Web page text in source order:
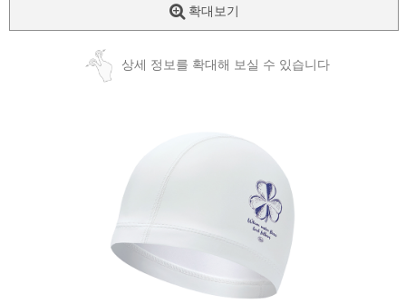
확대보기
상세 정보를 확대해 보실 수 있습니다